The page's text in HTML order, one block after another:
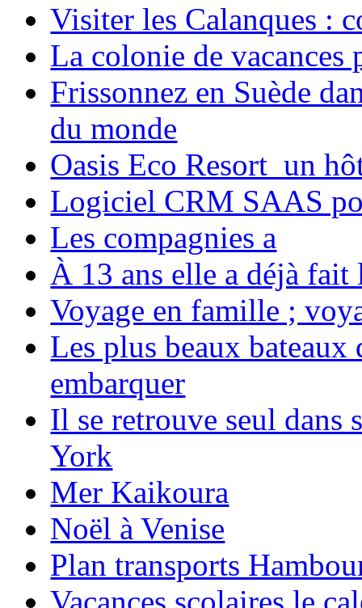
Visiter les Calanques :
La colonie de vacances
Frissonnez en Suède
du monde
Oasis Eco Resort un
Logiciel CRM SAAS
Les compagnies a
À 13 ans elle a déjà
Voyage en famille ;
Les plus beaux bateaux
embarquer
Il se retrouve seul dans
York
Mer Kaikoura
Noël à Venise
Plan transports
Vacances scolaires le